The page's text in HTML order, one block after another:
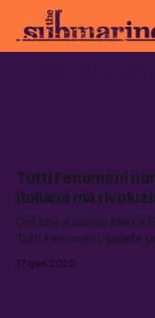
Tutti Fenomeni
italiana ma
Ora che è uscito Merce
Tutti Fenomeni, potete
17 gen 2020